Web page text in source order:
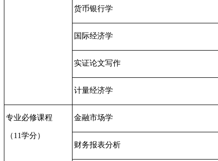
货币银行学
国际经济学
实证论文写作
计量经济学
专业必修课程
（11学分）
金融市场学
财务报表分析